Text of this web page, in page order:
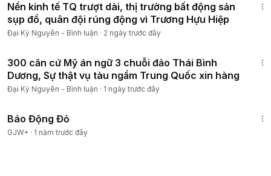
Nền kinh tế TQ trượt dài, thị trường bất động sản
sụp đổ, quân đội rúng động vì Trương Hựu Hiệp
Đại Kỷ Nguyên - Bình luận · 2 ngày trước đây
300 căn cứ Mỹ án ngữ 3 chuỗi đảo Thái Bình
Dương, Sự thật vụ tàu ngầm Trung Quốc xin hàng
Đại Kỷ Nguyên - Bình luận · 1 ngày trước đây
Báo Động Đỏ
GJW+ · 1 năm trước đây